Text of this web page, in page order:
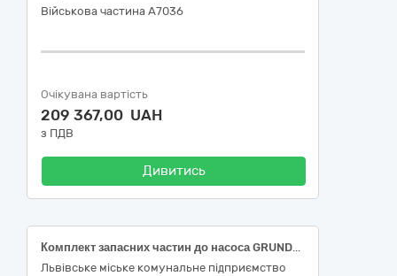
Військова частина А7036
Очікувана вартість
209 367,00 UAH
з ПДВ
Дивитись
Комплект запасних частин до насоса GRUNDFOS SEV 80.80.110
Львівське міське комунальне підприємство